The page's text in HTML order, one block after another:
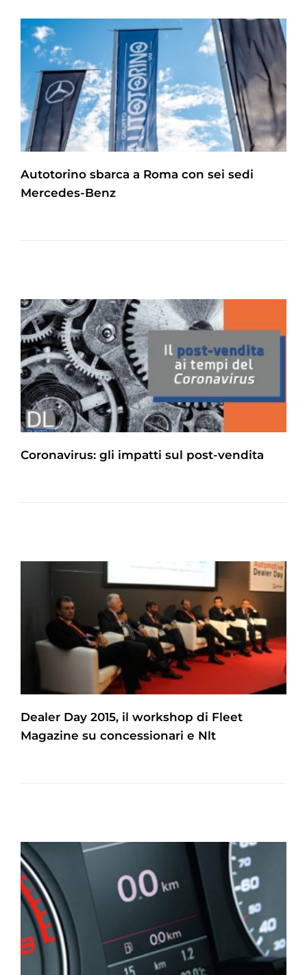
Autotorino sbarca a Roma con sei sedi
Mercedes-Benz
Coronavirus: gli impatti sul post-vendita
Dealer Day 2015, il workshop di Fleet
Magazine su concessionari e Nlt